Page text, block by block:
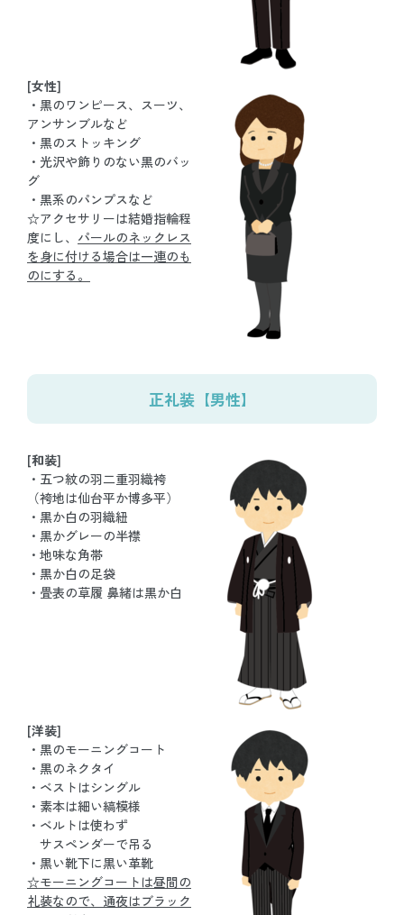
[女性]
・黒のワンピース、スーツ、
アンサンブルなど
・黒のストッキング
・光沢や飾りのない黒のバッ
グ
・黒系のパンプスなど
☆アクセサリーは結婚指輪程
度にし、 パールのネックレス
を身に付ける場合は一連のも
のにする。
正礼装【男性】
[和装]
・五つ紋の羽二重羽織袴
（袴地は仙台平か博多平）
・黒か白の羽織紐
・黒かグレーの半襟
・地味な角帯
・黒か白の足袋
・畳表の草履 鼻緒は黒か白
[洋装]
・黒のモーニングコート
・黒のネクタイ
・ベストはシングル
・素本は細い縞模様
・ベルトは使わず
サスペンダーで吊る
・黒い靴下に黒い革靴
☆モーニングコートは昼間の
礼装なので、通夜はブラック